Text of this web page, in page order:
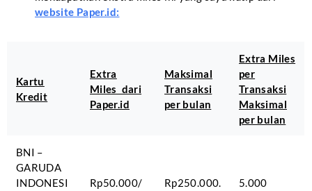
website Paper.id:
Kartu
Kredit
Extra
Miles dari
Paper.id
Maksimal
Transaksi
per bulan
Extra Miles
per
Transaksi
Maksimal
per bulan
BNI –
GARUDA
INDONESI
Rp50.000/
Rp250.000.
5.000